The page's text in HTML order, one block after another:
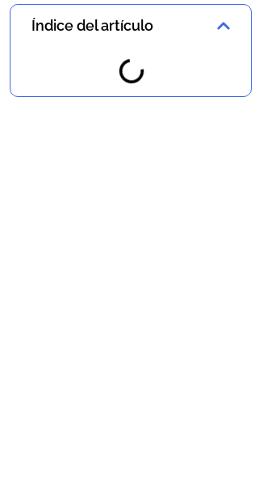
Índice del artículo